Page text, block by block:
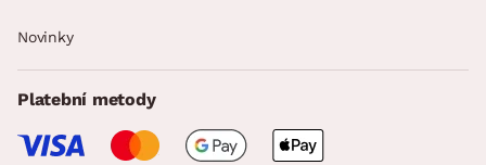
Novinky
Platební metody